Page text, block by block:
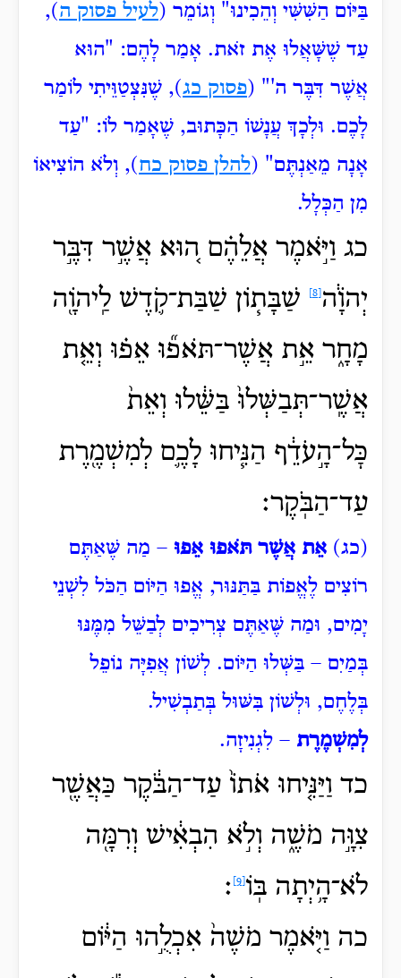
בַּיּוֹם הַשִּׁשִּׁי וְהֵכִינוּ" וְגוֹמֵר (לעיל פסוק ה),
עַד שֶׁשָּׁאֲלוּ אֶת זֹאת. אָמַר לָהֶם: "הוּא
אֲשֶׁר דִּבֶּר ה'" (פסוק כג), שֶׁנִּצְטַוֵּיתִי לוֹמַר
לָכֶם. וּלְכָךְ עֲנָשׁוֹ הַכָּתוּב, שֶׁאָמַר לוֹ: "עַד
אָנָה מֵאַנְתֶּם" (להלן פסוק כח), וְלֹא הוֹצִיאוֹ
מִן הַכְּלָל.
כג וַיֹּ֣אמֶר אֲלֵהֶ֗ם ה֚וּא אֲשֶׁ֣ר דִּבֶּ֣ר
יְהֹוָ֔ה
שַׁבָּת֧וֹן שַׁבַּת־קֹ֛דֶשׁ לַֽיהֹוָ֖ה
מָחָ֑ר אֵ֣ת אֲשֶׁר־תֹּאפ֞וּ אֵפ֗וּ וְאֵ֤ת
אֲשֶֽׁר־תְּבַשְּׁלוּ֙ בַּשֵּׁ֔לוּ וְאֵת֙
כׇּל־הָ֣עֹדֵ֔ף הַנִּ֧יחוּ לָכֶ֛ם לְמִשְׁמֶ֖רֶת
עַד־הַבֹּֽקֶר׃
(כג) אֵת אֲשֶׁר תֹּאפוּ אֵפוּ – מַה שֶּׁאַתֶּם
רוֹצִים לֶאֱפוֹת בַּתַּנּוּר, אֱפוּ הַיּוֹם הַכֹּל לִשְׁנֵי
יָמִים, וּמַה שֶּׁאַתֶּם צְרִיכִים לְבַשֵּׁל מִמֶּנּוּ
בְּמַיִם – בַּשְּׁלוּ הַיּוֹם. לְשׁוֹן אֲפִיָּה נוֹפֵל
בְּלֶחֶם, וּלְשׁוֹן בִּשּׁוּל בְּתַבְשִׁיל.
לְמִשְׁמֶרֶת – לִגְנִיזָה.
כד וַיַּנִּ֤יחוּ אֹתוֹ֙ עַד־הַבֹּ֔קֶר כַּאֲשֶׁ֖ר
צִוָּ֣ה מֹשֶׁ֑ה וְלֹ֣א הִבְאִ֔ישׁ וְרִמָּ֖ה
לֹא־הָ֥יְתָה בּֽוֹ ׃
כה וַיֹּ֤אמֶר מֹשֶׁה֙ אִכְלֻ֣הוּ הַיּ֔וֹם